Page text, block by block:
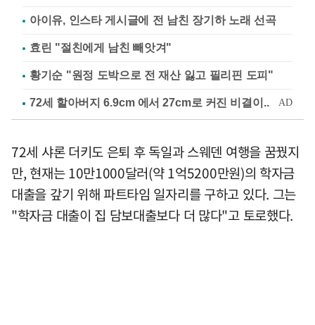
아이유, 인스타 게시글에 전 남친 장기하 노래 선곡
효린 "절친에게 남친 빼앗겨"
황기순 "원정 도박으로 전 재산 잃고 필리핀 도피"
72세 샤론 더키도 은퇴 후 독일과 스웨덴 여행을 꿈꿨지
만, 현재는 10만1000달러(약 1억5200만원)의 학자금
대출을 갚기 위해 파트타임 일자리를 구하고 있다. 그는
"학자금 대출이 집 담보대출보다 더 많다"고 토로했다.